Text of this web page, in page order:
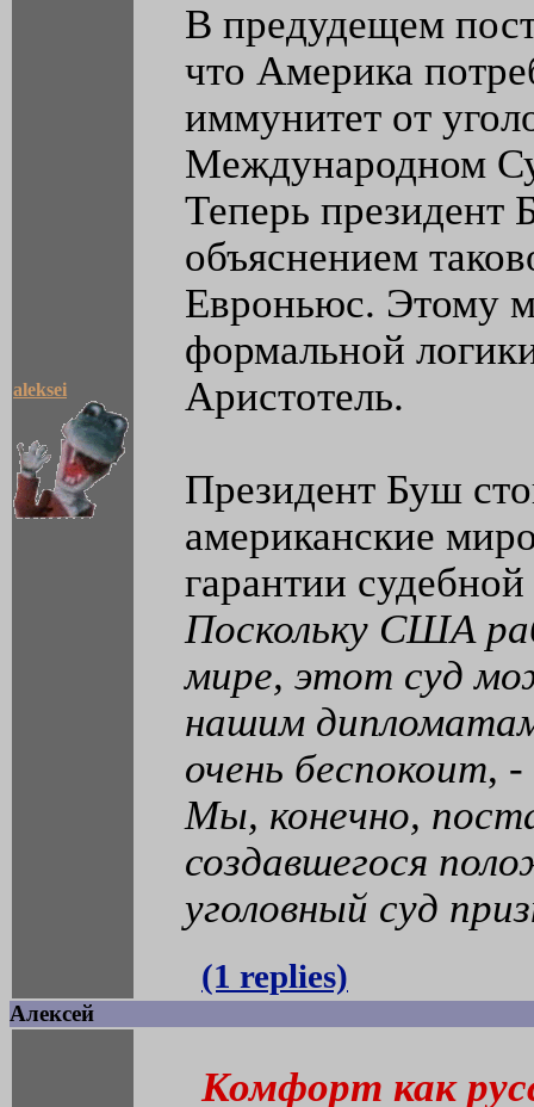
aleksei
В предудещем
что Америка
иммунитет от
Международном
Теперь президент
объяснением
Евроньюс. Этому
формальной
Аристотель.
Президент Буш
американские
гарантии
Поскольку США
мире, этот суд
нашим
очень беспокоит, -
Мы, конечно,
создавшегося
уголовный суд
(1 replies)
Алексей
Комфорт как